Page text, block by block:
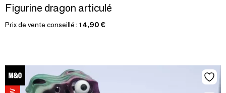
Figurine dragon articulé
Prix de vente conseillé : 14,90 €